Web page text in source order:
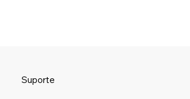
Suporte